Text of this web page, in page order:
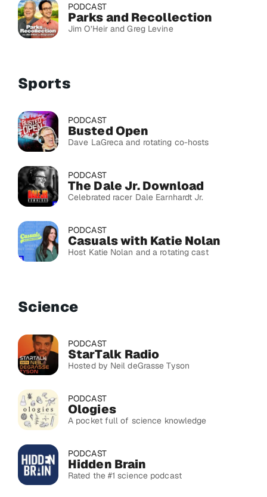
PODCAST
Parks and Recollection
Jim O’Heir and Greg Levine
Sports
PODCAST
Busted Open
Dave LaGreca and rotating co-hosts
PODCAST
The Dale Jr. Download
Celebrated racer Dale Earnhardt Jr.
PODCAST
Casuals with Katie Nolan
Host Katie Nolan and a rotating cast
Science
PODCAST
StarTalk Radio
Hosted by Neil deGrasse Tyson
PODCAST
Ologies
A pocket full of science knowledge
PODCAST
Hidden Brain
Rated the #1 science podcast